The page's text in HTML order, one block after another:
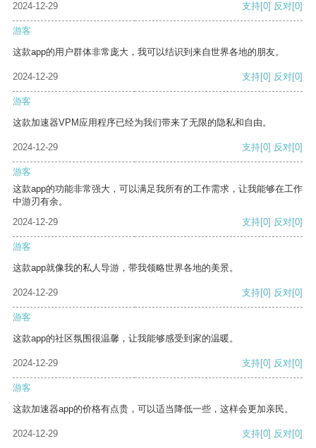
2024-12-29
支持[0] 反对[0]
游客
这款app的用户群体非常庞大，我可以结识到来自世界各地的朋友。
2024-12-29 支持[0] 反对[0]
游客
这款加速器VPM应用程序已经为我们带来了无限的隐私和自由。
2024-12-29 支持[0] 反对[0]
游客
这款app的功能非常强大，可以满足我所有的工作需求，让我能够在工作
中游刃有余。
2024-12-29
支持[0] 反对[0]
游客
这款app就像我的私人导游，带我领略世界各地的美景。
2024-12-29 支持[0] 反对[0]
游客
这款app的社区氛围很温馨，让我能够感受到家的温暖。
2024-12-29 支持[0] 反对[0]
游客
这款加速器app的价格有点贵，可以适当降低一些，这样会更加亲民。
2024-12-29 支持[0] 反对[0]